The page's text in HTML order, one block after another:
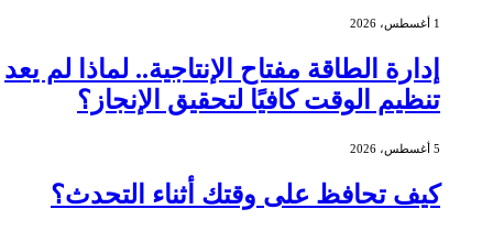
1 أغسطس، 2026
إدارة الطاقة مفتاح الإنتاجية.. لماذا لم يعد
تنظيم الوقت كافيًا لتحقيق الإنجاز؟
5 أغسطس، 2026
كيف تحافظ على وقتك أثناء التحدث؟